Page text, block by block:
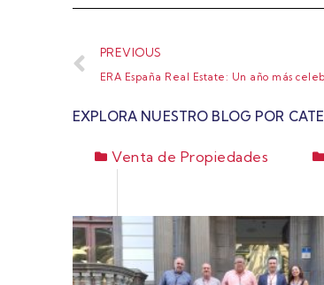
PREVIOUS
ERA España Real Estate: Un año más
EXPLORA NUESTRO BLOG POR
Venta de Propiedades